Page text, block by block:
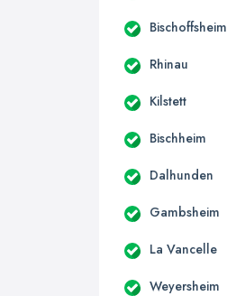
Bischoffsheim
Rhinau
Kilstett
Bischheim
Dalhunden
Gambsheim
La Vancelle
Weyersheim